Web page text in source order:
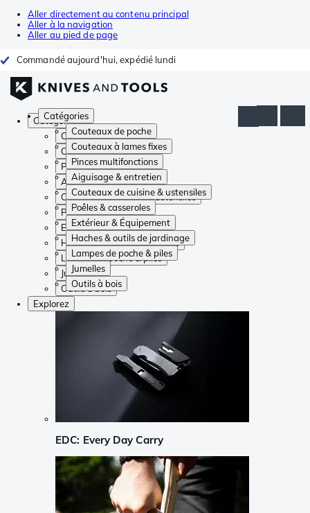
Aller directement au contenu principal
Aller à la navigation
Aller au pied de page
Commandé aujourd'hui, expédié lundi
Catégories
Couteaux de poche
Couteaux à lames fixes
Pinces multifonctions
Aiguisage & entretien
Couteaux de cuisine & ustensiles
Poêles & casseroles
Extérieur & Équipement
Haches & outils de jardinage
Lampes de poche & piles
Jumelles
Outils à bois
Catégories
Couteaux de poche
Couteaux à lames fixes
Pinces multifonctions
Aiguisage & entretien
Couteaux de cuisine & ustensiles
Poêles & casseroles
Extérieur & Équipement
Haches & outils de jardinage
Lampes de poche & piles
Jumelles
Outils à bois
Explorez
EDC: Every Day Carry